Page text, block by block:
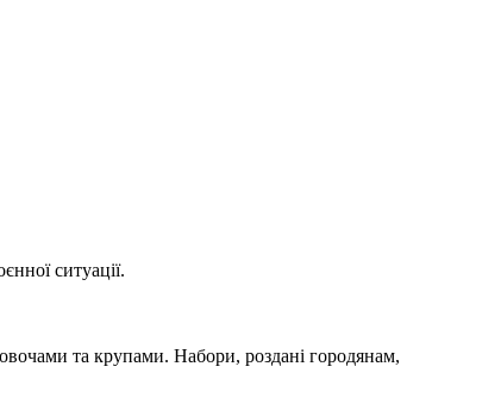
ситуації.
та крупами. Набори, роздані городянам,